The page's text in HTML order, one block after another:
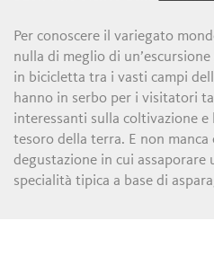
Per conoscere il variegato
nulla di meglio di
in bicicletta tra i vasti campi
hanno in serbo per i visitatori
interessanti sulla coltivazione
tesoro della terra. E non
degustazione in cui assaporare
specialità tipica a base di